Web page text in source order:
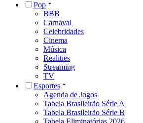
Pop
BBB
Carnaval
Celebridades
Cinema
Música
Realities
Streaming
TV
Esportes
Agenda de Jogos
Tabela Brasileirão Série A
Tabela Brasileirão Série B